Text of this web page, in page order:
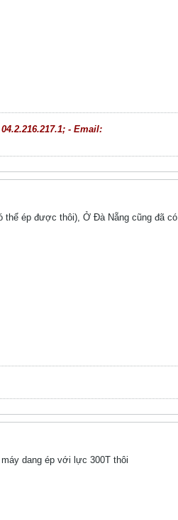
- Email:
thể ép được thôi), Ở Đà Nẵng cũng đã có
dang ép với lực 300T thôi